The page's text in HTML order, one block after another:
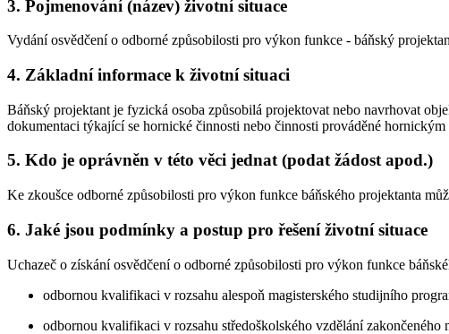
3. Pojmenování (název) životní situace
Vydání osvědčení o odborné způsobilosti pro výkon funkce - báňský
4. Základní informace k životní situaci
Báňský projektant je fyzická osoba způsobilá projektovat nebo navrhovat
dokumentaci týkající se hornické činnosti nebo činnosti prováděné
5. Kdo je oprávněn v této věci jednat (podat žádost apod.)
Ke zkoušce odborné způsobilosti pro výkon funkce báňského projektanta
6. Jaké jsou podmínky a postup pro řešení životní situace
Uchazeč o získání osvědčení o odborné způsobilosti pro výkon funkce
odbornou kvalifikaci v rozsahu alespoň magisterského studijního
odbornou kvalifikaci v rozsahu středoškolského vzdělání